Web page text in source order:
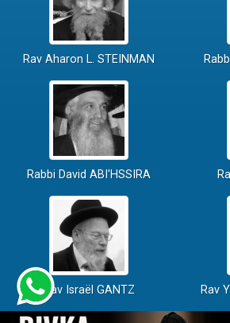
Rav Aharon L. STEINMAN
Rabbi David ABI'HSSIRA
Rav Israël GANTZ Rav